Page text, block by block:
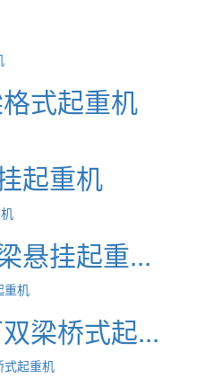
式起重机
起重机
悬挂起重...
梁桥式起...